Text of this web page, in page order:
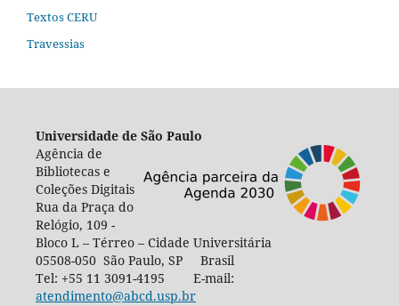
Textos CERU
Travessias
Universidade de São Paulo
Agência de
Bibliotecas e
Coleções Digitais
Rua da Praça do
Relógio, 109 -
Bloco L – Térreo – Cidade Universitária
05508-050 São Paulo, SP Brasil
Tel: +55 11 3091-4195 E-mail:
atendimento@abcd.usp.br